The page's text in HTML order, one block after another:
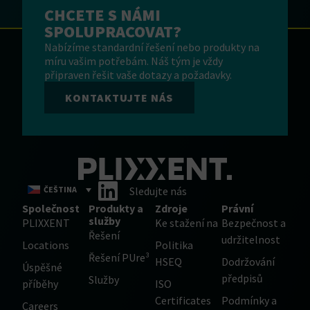
CHCETE S NÁMI
SPOLUPRACOVAT?
Nabízíme standardní řešení nebo produkty na
míru vašim potřebám. Náš tým je vždy
připraven řešit vaše dotazy a požadavky.
KONTAKTUJTE NÁS
ČEŠTINA
Sledujte nás
Společnost
PLIXXENT
Locations
Úspěšné
příběhy
Careers
Produkty a
služby
Řešení
Řešení PUre³
Služby
Zdroje
Ke stažení na
Politika
HSEQ
ISO
Certificates
Právní
Bezpečnost a
udržitelnost
Dodržování
předpisů
Podmínky a